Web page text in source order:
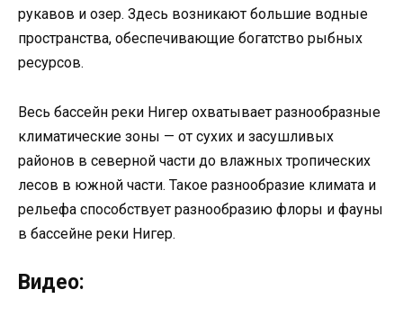
рукавов и озер. Здесь возникают большие водные
пространства, обеспечивающие богатство рыбных
ресурсов.
Весь бассейн реки Нигер охватывает разнообразные
климатические зоны — от сухих и засушливых
районов в северной части до влажных тропических
лесов в южной части. Такое разнообразие климата и
рельефа способствует разнообразию флоры и фауны
в бассейне реки Нигер.
Видео: